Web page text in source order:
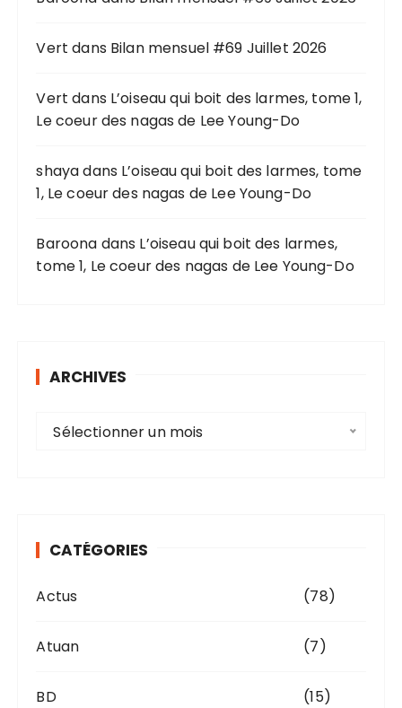
o
r
Vert dans Bilan mensuel #69 Juillet 2026
Vert dans L’oiseau qui boit des larmes, tome 1,
Le coeur des nagas de Lee Young-Do
shayadans L’oiseau qui boit des larmes, tome
1, Le coeur des nagas de Lee Young-Do
Baroona dans L’oiseau qui boit des larmes,
tome 1, Le coeur des nagas de Lee Young-Do
ARCHIVES
e
Sélectionner un mois
CATÉGORIES
Actus (78)
Atuan (7)
BD (15)